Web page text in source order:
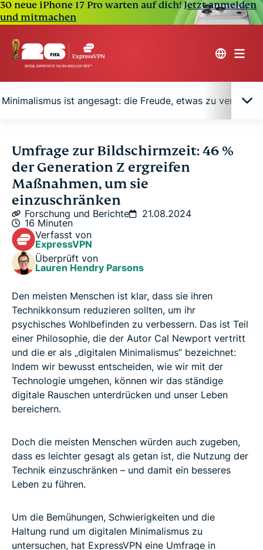
30 neue iPhone 17 Pro warten auf dich!Jetzt anmelden
und mitmachen
ist angesagt: die Freude, etwas zu
Gerätenutzung: ein zweischneidiges Schwert
Was lässt uns an unseren Geräten kleben?
Digitaler Minimalismus ist angesagt: die Freude,
etwas zu verpassen
Heben Sie den digitalen Minimalismus auf die
nächste Stufe
FAQ zu digitalem Minimalismus
Umfrage zur Bildschirmzeit: 46 %
der Generation Z ergreifen
Maßnahmen, um sie
einzuschränken
Forschung und Berichte
21.08.2024
16 Minuten
Verfasst von
ExpressVPN
Überprüft von
Lauren Hendry Parsons
Den meisten Menschen ist klar, dass sie ihren
Technikkonsum reduzieren sollten, um ihr
psychisches Wohlbefinden zu verbessern. Das ist Teil
einer Philosophie, die der Autor Cal Newport vertritt
und die er als „digitalen Minimalismus” bezeichnet:
Indem wir bewusst entscheiden, wie wir mit der
Technologie umgehen, können wir das ständige
digitale Rauschen unterdrücken und unser Leben
bereichern.
Doch die meisten Menschen würden auch zugeben,
dass es leichter gesagt als getan ist, die Nutzung der
Technik einzuschränken – und damit ein besseres
Leben zu führen.
Um die Bemühungen, Schwierigkeiten und die
Haltung rund um digitalen Minimalismus zu
untersuchen, hat ExpressVPN eine Umfrage in